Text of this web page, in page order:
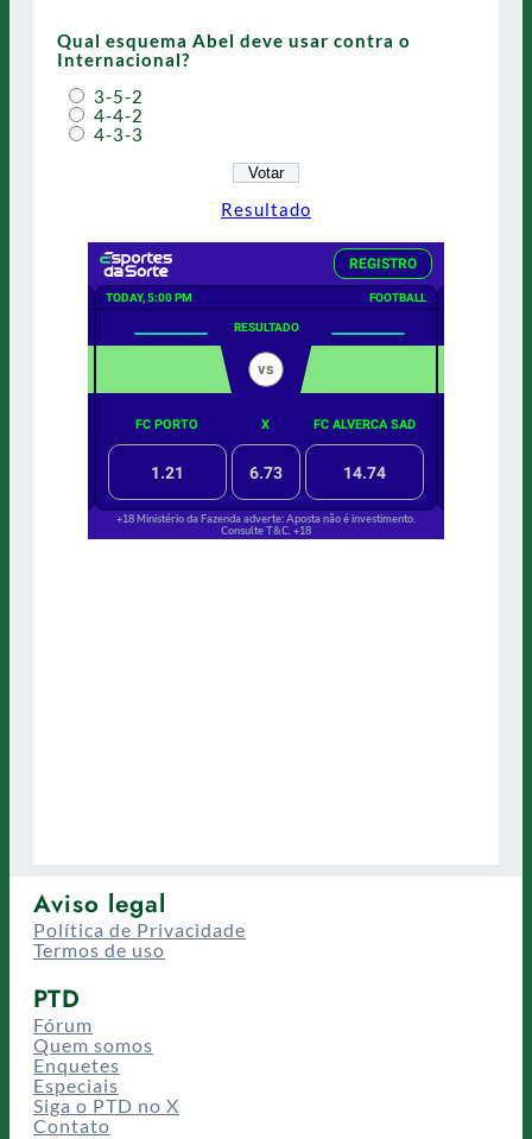
Qual esquema Abel deve usar contra o
Internacional?
3-5-2
4-4-2
4-3-3
Resultado
Aviso legal
Política de Privacidade
Termos de uso
PTD
Fórum
Quem somos
Enquetes
Especiais
Siga o PTD no X
Contato